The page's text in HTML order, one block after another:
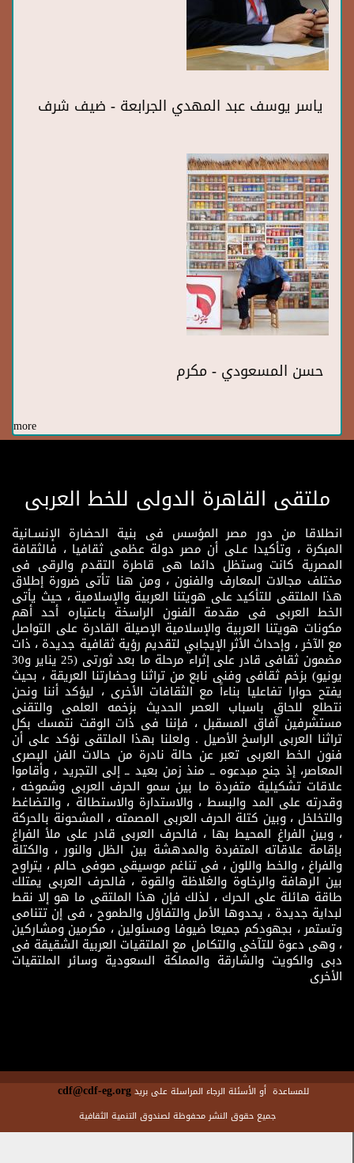
ياسر يوسف عبد المهدي الجرابعة - ضيف شرف
حسن المسعودي - مكرم
more
ملتقى القاهرة الدولى للخط العربى
انطلاقا من دور مصر المؤسس فى بنية الحضارة الإنسـانية
المبكرة ، وتأكيدا عـلى أن مصر دولة عظمى ثقافيا ، فالثقافة
المصرية كانت وستظل دائما هى قاطرة التقدم والرقى فى
مختلف مجالات المعارف والفنون ، ومن هنا تأتى ضرورة إطلاق
هذا الملتقى للتأكيد على هويتنا العربية والإسلامية ، حيث يأتى
الخط العربى فى مقدمة الفنون الراسخة باعتباره أحد أهم
مكونات هويتنا العربية والإسلامية الإصيلة القادرة على التواصل
مع الآخر ، وإحداث الأثر الإيجابي لتقديم رؤية ثقافية جديدة ، ذات
مضمون ثقافى قادر على إثراء مرحلة ما بعد ثورتى (25 يناير و30
يونيو) بزخم ثقافى وفنى نابع من تراثنا وحضارتنا العريقة ، بحيث
يفتح حوارا تفاعليا بناءاً مع الثقافات الأخرى ، ليؤكد أننا ونحن
نتطلع للحاق باسباب العصر الحديث بزخمه العلمى والتقنى
مستشرفين آفاق المسقبل ، فإننا فى ذات الوقت نتمسك بكل
تراثنا العربى الراسخ الأصيل . ولعلنا بهذا الملتقى نؤكد على أن
فنون الخط العربى تعبر عن حالة نادرة من حالات الفن البصرى
المعاصر، إذ جنح مبدعوه ــ منذ زمن بعيد ــ إلى التجريد ، وأقاموا
علاقات تشكيلية متفردة ما بين سمو الحرف العربى وشموخه ،
وقدرته على المد والبسط ، والاستدارة والاستطالة ، والتضاغط
والتخلخل ، وبين كتلة الحرف العربى المصمته ، المشحونة بالحركة
، وبين الفراغ المحيط بها ، فالحرف العربى قادر على ملأ الفراغ
بإقامة علاقاته المتفردة والمدهشة بين الظل والنور ، والكتلة
والفراغ ، والخط واللون ، فى تناغم موسيقى صوفى حالم ، يتراوح
بين الرهافة والرخاوة والغلاظة والقوة ، فالحرف العربى يمتلك
طاقة هائلة على الحرك ، لذلك فإن هذا الملتقى ما هو إلا نقط
لبداية جديدة ، يحدوها الأمل والتفاؤل والطموح ، فى إن تتنامى
وتستمر ، بجهودكم جميعا ضيوفا ومسئولين ، مكرمين ومشاركين
، وهى دعوة للتآخى والتكامل مع الملتقيات العربية الشقيقة فى
دبى والكويت والشارقة والمملكة السعودية وسائر الملتقيات
الأخرى
للمساعدة أو الأسئلة الرجاء المراسلة على بريدcdf@cdf-eg.org
جميع حقوق النشر محفوظة لصندوق التنمية الثقافية